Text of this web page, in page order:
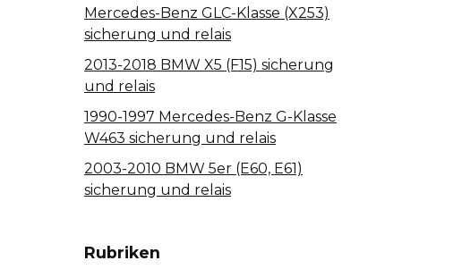
Mercedes-Benz GLC-Klasse (X253)
sicherung und relais
2013-2018 BMW X5 (F15) sicherung
und relais
1990-1997 Mercedes-Benz G-Klasse
W463 sicherung und relais
2003-2010 BMW 5er (E60, E61)
sicherung und relais
Rubriken